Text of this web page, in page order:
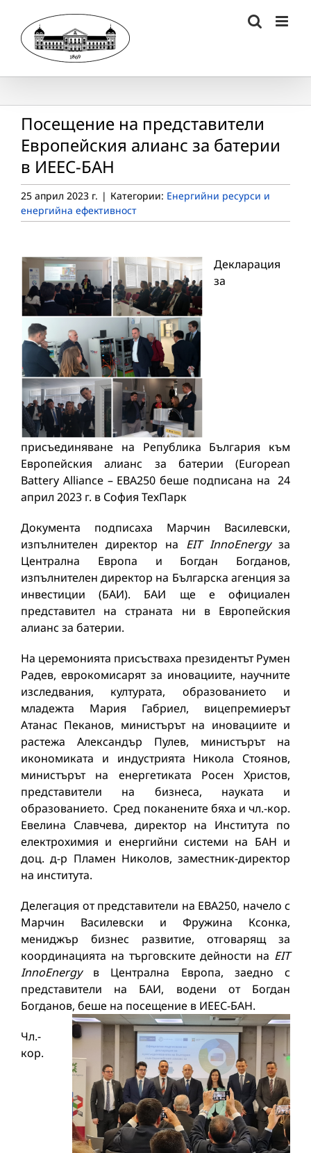
content
Посещение на представители
Европейския алианс за батерии
в ИЕЕС-БАН
25 април 2023 г. | Категории: Енергийни ресурси и
енергийна ефективност
Декларация
за
присъединяване на Република България към
Европейския алианс за батерии (European
Battery Alliance – ЕВА250 беше подписана на 24
април 2023 г. в София ТехПарк
Документа подписаха Марчин Василевски,
изпълнителен директор на EIT InnoEnergyза
Централна Европа и Богдан Богданов,
изпълнителен директор на Българска агенция за
инвестиции (БАИ). БАИ ще е официален
представител на страната ни в Европейския
алианс за батерии.
На церемонията присъстваха президентът Румен
Радев, еврокомисарят за иновациите, научните
изследвания, културата, образованието и
младежта Мария Габриел, вицепремиерът
Атанас Пеканов, министърът на иновациите и
растежа Александър Пулев, министърът на
икономиката и индустрията Никола Стоянов,
министърът на енергетиката Росен Христов,
представители на бизнеса, науката и
образованието. Сред поканените бяха и чл.-кор.
Евелина Славчева, директор на Института по
електрохимия и енергийни системи на БАН и
доц. д-р Пламен Николов, заместник-директор
на института.
Делегация от представители на ЕВА250, начело с
Марчин Василевски и Фружина Ксонка,
мениджър бизнес развитие, отговарящ за
координацията на търговските дейности на EIT
InnoEnergyв Централна Европа, заедно с
представители на БАИ, водени от Богдан
Богданов, беше на посещение в ИЕЕС-БАН.
Чл.-
кор.